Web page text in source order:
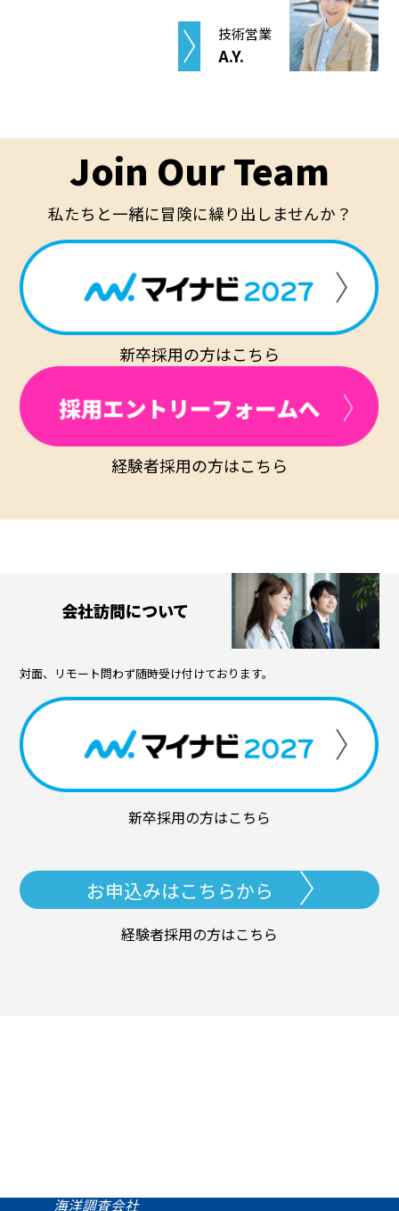
技術営業
A.Y.
Join Our Team
私たちと一緒に冒険に繰り出しませんか？
新卒採用の方はこちら
経験者採用の方はこちら
会社訪問について
対面、リモート問わず随時受け付けております。
新卒採用の方はこちら
お申込みはこちらから
経験者採用の方はこちら
海洋調査会社